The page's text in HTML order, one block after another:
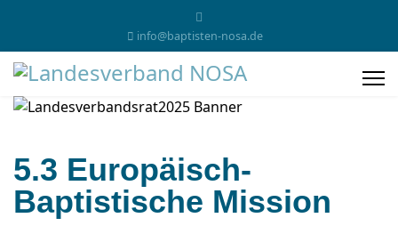
info@baptisten-nosa.de
5.3 Europäisch-
Baptistische Mission